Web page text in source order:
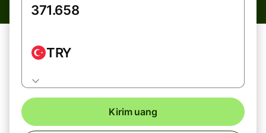
TRY
Kirim uang